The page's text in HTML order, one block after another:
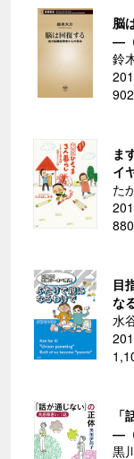
脳
―
鈴
ま
イ
た
目
な
水
―
黒